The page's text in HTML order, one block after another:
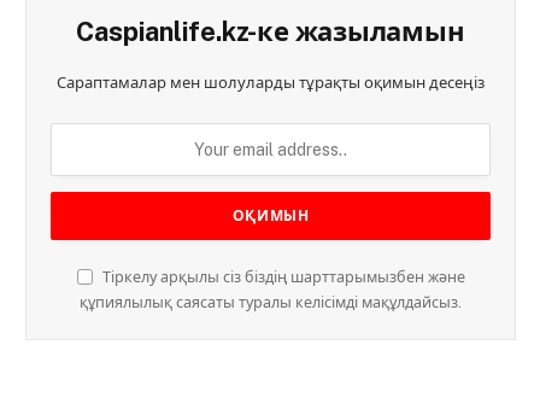
Caspianlife.kz-ке жазыламын
Сараптамалар мен шолуларды тұрақты оқимын десеңіз
Тіркелу арқылы сіз біздің шарттарымызбен және
құпиялылық саясаты туралы келісімді мақұлдайсыз.